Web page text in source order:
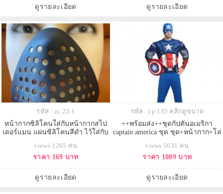
ดูรายละเอียด ดูรายละเอียด
รหัส : ac 23.1
หน้ากากซิลิโคนใส่กับหน้ากากสไป
เดอร์แมน แผ่นซิลิโคนสีดำ ไว้ใส่กับ
แมน ช่วยให้หายใจได้ง่ายขึ้น
views 1265 คน
ราคา 169 บาท
ดูรายละเอียด
รหัส : cp 135 คลิกดูขนาด
++พร้อมส่ง++ชุดกัปตันอเมริกา
captain america ชุด ชุด+หน้ากาก+โล่
กับความสูง 168-185 cm.
views 5631 คน
ราคา 1089 บาท
ดูรายละเอียด